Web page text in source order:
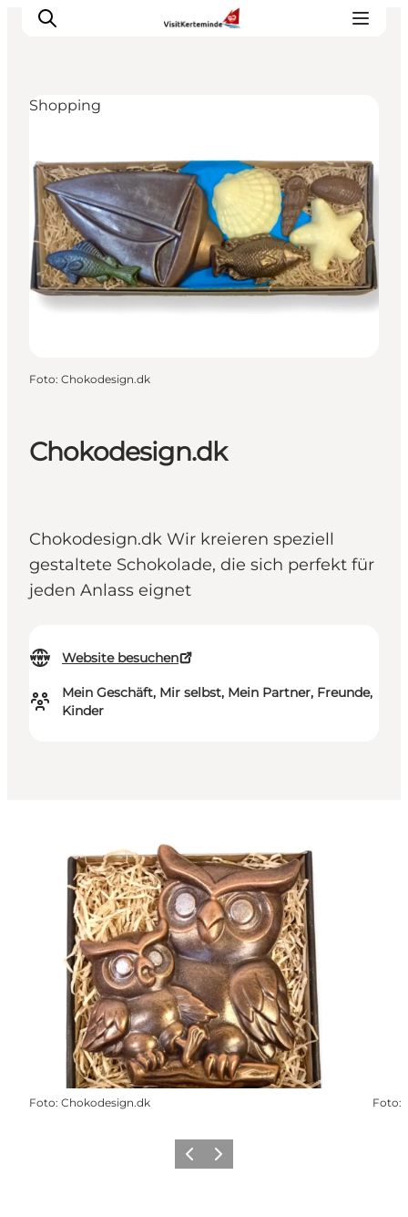
Sehenswürdigkeiten
Aktivitäten
Essen und trinken
Unterkünfte
Reiseplanung
Veranstaltungen
Chokodesign.dk
Chokodesign.dk Wir kreieren speziell
gestaltete Schokolade, die sich perfekt für
jeden Anlass eignet
Website besuchen
Mein Geschäft, Mir selbst, Mein Partner, Freunde,
Kinder
Shopping
Foto: Chokodesign.dk
Foto: Chokodesign.dk Foto:
ZurückWeiter